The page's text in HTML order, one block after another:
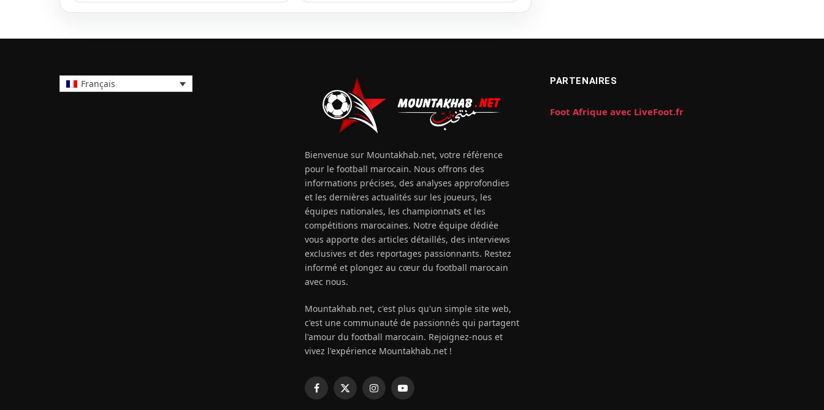
Français
Bienvenue sur Mountakhab.net, votre référence
pour le football marocain. Nous offrons des
informations précises, des analyses approfondies
et les dernières actualités sur les joueurs, les
équipes nationales, les championnats et les
compétitions marocaines. Notre équipe dédiée
vous apporte des articles détaillés, des interviews
exclusives et des reportages passionnants. Restez
informé et plongez au cœur du football marocain
avec nous.
Mountakhab.net, c'est plus qu'un simple site web,
c'est une communauté de passionnés qui partagent
l'amour du football marocain. Rejoignez-nous et
vivez l'expérience Mountakhab.net !
Facebook
X
InstagramYouTube
PARTENAIRES
Foot Afrique avec LiveFoot.fr